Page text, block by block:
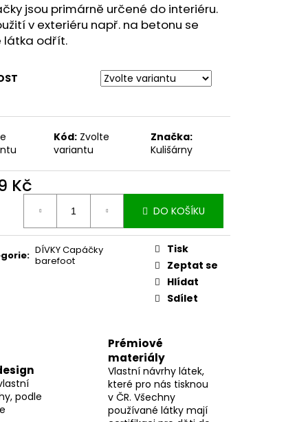
jsou primárně určené do interiéru.
v exteriéru např. na betonu se
látka odřít.
Kód: Zvolte
variantu
Značka:
Kulišárny
Kč
DO KOŠÍKU
: DÍVKY Capáčky
barefoot
Tisk
Zeptat se
Hlídat
Sdílet
podle
Prémiové
materiály
Vlastní návrhy látek,
které pro nás tisknou
v ČR. Všechny
používané látky mají